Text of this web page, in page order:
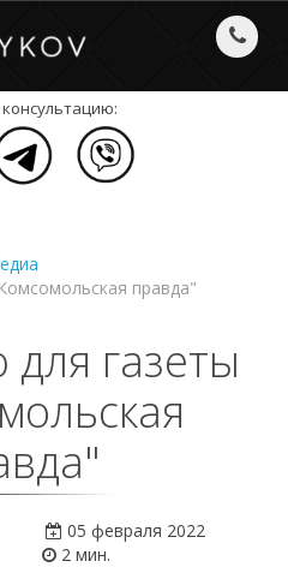
правда"
газеты
05 февраля 2022
2 мин.